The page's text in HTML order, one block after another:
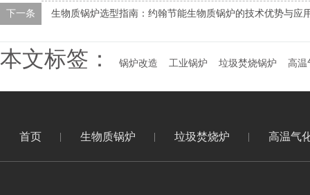
下一条 生物质锅炉选型指南：约翰节能生物质锅炉的技术优势与应
本文标签： 锅炉改造 工业锅炉 垃圾焚烧锅炉 高温
首页 生物质锅炉 垃圾焚烧炉 高温气